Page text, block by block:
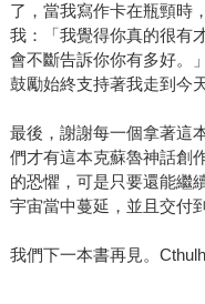
了，當我寫作卡在瓶頸時
我：「我覺得你真的很有
會不斷告訴你你有多好。
鼓勵始終支持著我走到今
最後，謝謝每一個拿著這
們才有這本克蘇魯神話創
的恐懼，可是只要還能繼
宇宙當中蔓延，並且交付
我們下一本書再見。